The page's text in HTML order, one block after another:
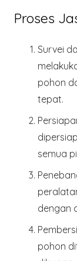
Proses
Survei
pohon
tepat.
semua
dengan
pohon